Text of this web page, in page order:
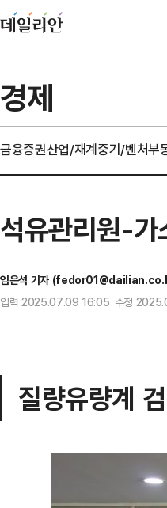
경제
금융증권산업/재계중기/벤처부
석유관리원-가
임은석 기자
입력 2025.07.09 16:05 수정
질량유량계